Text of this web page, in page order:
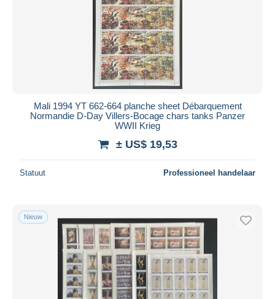
Mali 1994 YT 662-664 planche sheet Débarquement
Normandie D-Day Villers-Bocage chars tanks Panzer
WWII Krieg
± US$ 19,53
Statuut Professioneel handelaar
Nieuw